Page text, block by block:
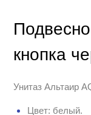
кнопка
Унитаз Альтаир
Цвет: белый.